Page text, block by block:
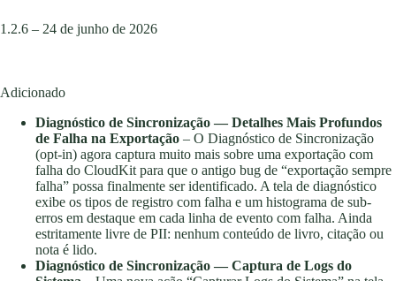
1.2.6 – 24 de junho de 2026
Adicionado
Diagnóstico de Sincronização — Detalhes Mais Profundos
de Falha na Exportação – O Diagnóstico de Sincronização
(opt-in) agora captura muito mais sobre uma exportação com
falha do CloudKit para que o antigo bug de “exportação sempre
falha” possa finalmente ser identificado. A tela de diagnóstico
exibe os tipos de registro com falha e um histograma de sub-
erros em destaque em cada linha de evento com falha. Ainda
estritamente livre de PII: nenhum conteúdo de livro, citação ou
nota é lido.
Diagnóstico de Sincronização — Captura de Logs do